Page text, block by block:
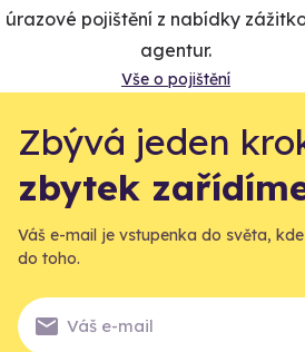
úrazové pojištění z nabídky
agentur.
Vše o pojištění
Zbývá jeden
zbytek
Váš e-mail je vstupenka do světa,
do toho.